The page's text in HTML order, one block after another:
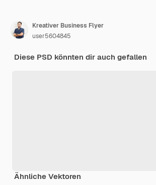
Kreativer Business Flyer
user5604845
Diese PSD könnten dir auch gefallen
Ähnliche Vektoren